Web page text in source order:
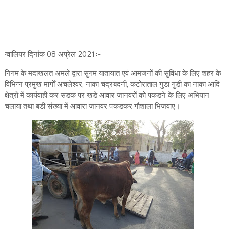
ग्वालियर दिनांक 08 अप्रेल 2021ः-
निगम के मदाखलत अमले द्वारा सुगम यातायात एवं आमजनों की सुविधा के लिए शहर के
विभिन्न प्रमुख मार्गों अचलेश्वर, नाका चंद्रबदनी, कटोराताल गुडा गुडी का नाका आदि
क्षेत्रों में कार्यवाही कर सडक पर खडे आवार जानवरों को पकडने के लिए अभियान
चलाया तथा बडी संख्या में आवारा जानवर पकडकर गौशाला भिजवाए।